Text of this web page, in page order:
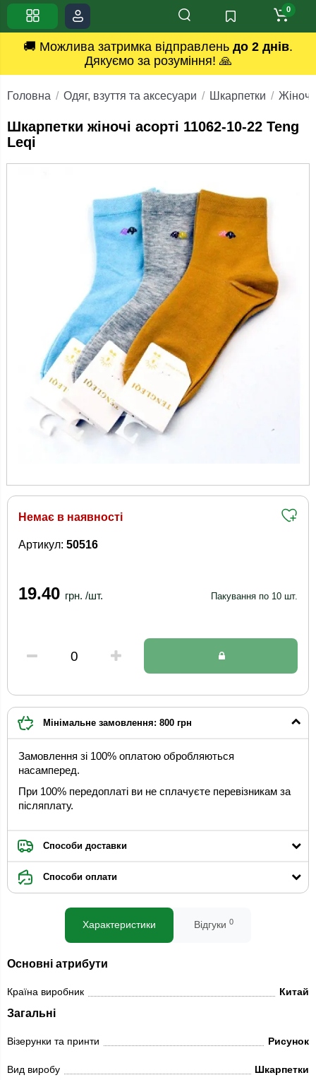
🚚 Можлива затримка відправлень до 2 днів.
Дякуємо за розуміння! 🙏
0
Головна Одяг, взуття та аксесуари Шкарпетки
Шкарпетки жіночі асорті 11062-10-22 Teng
Leqi
Немає в наявності
Артикул: 50516
19.40 грн. /шт. Пакування по 10 шт.
Мінімальне замовлення: 800 грн
Замовлення зі 100% оплатою обробляються
насамперед.
При 100% передоплаті ви не сплачуєте перевізникам за
післяплату.
Способи доставки
Способи оплати
Характеристики Відгуки 0
Основні атрибути
Країна виробник Китай
Загальні
Візерунки та принти Рисунок
Вид виробу Шкарпетки